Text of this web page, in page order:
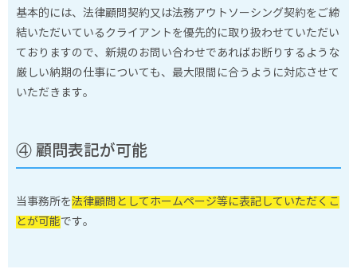
基本的には、法律顧問契約又は法務アウトソーシング契約をご締
結いただいているクライアントを優先的に取り扱わせていただい
ておりますので、新規のお問い合わせであればお断りするような
厳しい納期の仕事についても、最大限間に合うように対応させて
いただきます。
④ 顧問表記が可能
当事務所を法律顧問としてホームページ等に表記していただくこ
とが可能です。